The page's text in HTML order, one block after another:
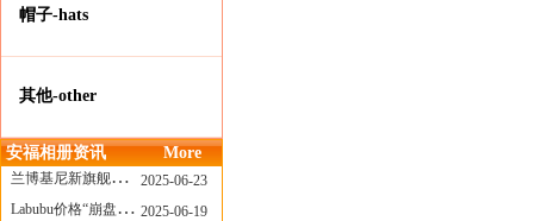
帽子-hats
其他-other
安福相册资讯 More
兰博基尼新旗舰曝光？这台顶级超跑或将在8月登场
2025-06-23
Labubu价格“崩盘”？618当日泡泡玛特预售补货量超200W！
2025-06-19